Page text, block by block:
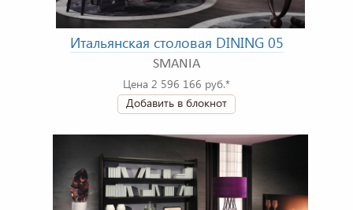
Итальянская столовая DINING 05
SMANIA
Цена 2 596 166 руб.*
Добавить в блокнот